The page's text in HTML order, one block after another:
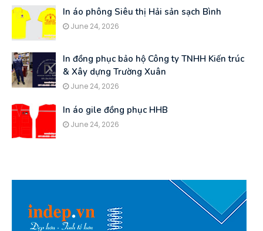
In áo phông Siêu thị Hải sản sạch Bình
June 24, 2026
In đồng phục bảo hộ Công ty TNHH Kiến trúc
& Xây dựng Trường Xuân
June 24, 2026
In áo gile đồng phục HHB
June 24, 2026